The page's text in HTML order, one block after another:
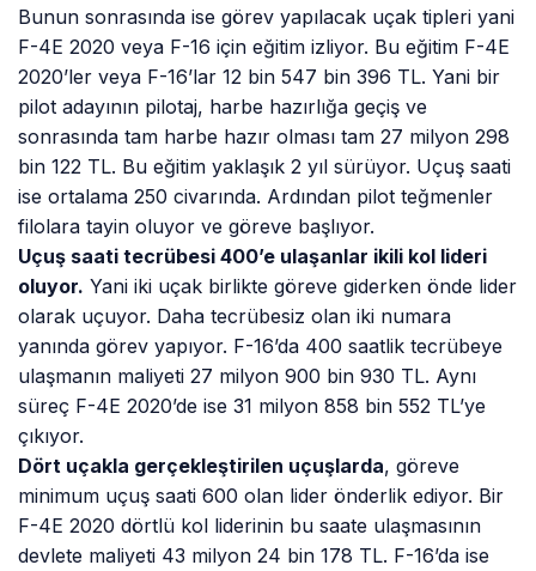
Bunun sonrasında ise görev yapılacak uçak tipleri yani
F-4E 2020 veya F-16 için eğitim izliyor. Bu eğitim F-4E
2020’ler veya F-16’lar 12 bin 547 bin 396 TL. Yani bir
pilot adayının pilotaj, harbe hazırlığa geçiş ve
sonrasında tam harbe hazır olması tam 27 milyon 298
bin 122 TL. Bu eğitim yaklaşık 2 yıl sürüyor. Uçuş saati
ise ortalama 250 civarında. Ardından pilot teğmenler
filolara tayin oluyor ve göreve başlıyor.
Uçuş saati tecrübesi 400’e ulaşanlar ikili kol lideri
oluyor. Yani iki uçak birlikte göreve giderken önde lider
olarak uçuyor. Daha tecrübesiz olan iki numara
yanında görev yapıyor. F-16’da 400 saatlik tecrübeye
ulaşmanın maliyeti 27 milyon 900 bin 930 TL. Aynı
süreç F-4E 2020’de ise 31 milyon 858 bin 552 TL’ye
çıkıyor.
Dört uçakla gerçekleştirilen uçuşlarda, göreve
minimum uçuş saati 600 olan lider önderlik ediyor. Bir
F-4E 2020 dörtlü kol liderinin bu saate ulaşmasının
devlete maliyeti 43 milyon 24 bin 178 TL. F-16’da ise